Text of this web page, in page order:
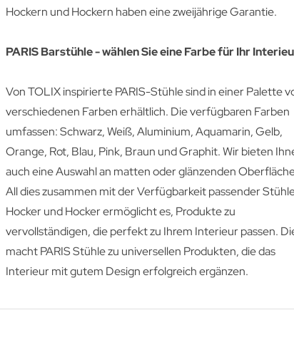
Hockern und Hockern haben eine zweijährige Garantie.
PARIS Barstühle - wählen Sie eine Farbe für Ihr
Von TOLIX inspirierte PARIS-Stühle sind in einer Palette
verschiedenen Farben erhältlich. Die verfügbaren Farben
umfassen: Schwarz, Weiß, Aluminium, Aquamarin, Gelb,
Orange, Rot, Blau, Pink, Braun und Graphit. Wir bieten
auch eine Auswahl an matten oder glänzenden
All dies zusammen mit der Verfügbarkeit passender
Hocker und Hocker ermöglicht es, Produkte zu
vervollständigen, die perfekt zu Ihrem Interieur passen.
macht PARIS Stühle zu universellen Produkten, die das
Interieur mit gutem Design erfolgreich ergänzen.